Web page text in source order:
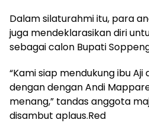
Dalam silaturahmi itu, para
juga mendeklarasikan diri
sebagai calon Bupati
“Kami siap mendukung ibu
dengan dengan Andi
menang,” tandas anggota
disambut aplaus.Red